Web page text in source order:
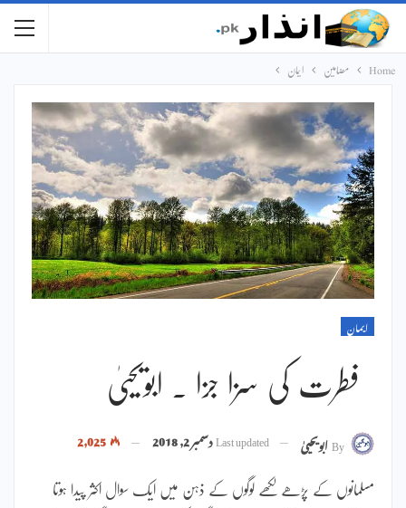
Home مضامین ایمان
ایمان
فطرت کی سزا جزا ۔ ابویحییٰ
Byابویحییٰ Last updatedدسمبر 2, 2018
مسلمانوں کے پڑھے لکھے لوگوں کے ذہن میں ایک سوال اکثر پیدا ہوتا